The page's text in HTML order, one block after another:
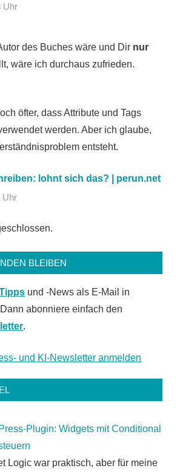
Uhr
des Buches wäre und Dir nur
wäre ich durchaus zufrieden.
öfter, dass Attribute und Tags
werden. Aber ich glaube,
entsteht.
lohnt sich das? | perun.net
Uhr
BLEIBEN
und -News als E-Mail in
abonniere einfach den
.
Plugin: Widgets mit Conditional
Logic war praktisch, aber für meine